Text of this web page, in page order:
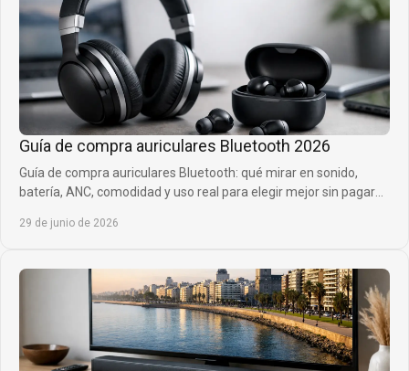
Guía de compra auriculares Bluetooth 2026
Guía de compra auriculares Bluetooth: qué mirar en sonido,
batería, ANC, comodidad y uso real para elegir mejor sin pagar
29 de junio de 2026